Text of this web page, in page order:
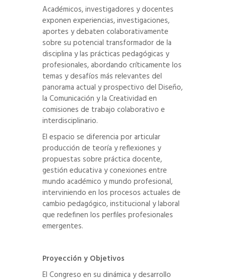
Académicos, investigadores y docentes
exponen experiencias, investigaciones,
aportes y debaten colaborativamente
sobre su potencial transformador de la
disciplina y las prácticas pedagógicas y
profesionales, abordando críticamente los
temas y desafíos más relevantes del
panorama actual y prospectivo del Diseño,
la Comunicación y la Creatividad en
comisiones de trabajo colaborativo e
interdisciplinario.
El espacio se diferencia por articular
producción de teoría y reflexiones y
propuestas sobre práctica docente,
gestión educativa y conexiones entre
mundo académico y mundo profesional,
interviniendo en los procesos actuales de
cambio pedagógico, institucional y laboral
que redefinen los perfiles profesionales
emergentes.
Proyección y Objetivos
El Congreso en su dinámica y desarrollo